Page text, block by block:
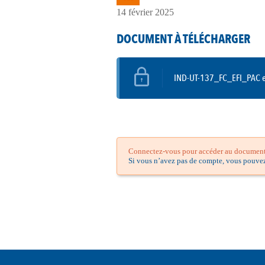
14 février 2025
DOCUMENT À TÉLÉCHARGER
IND-UT-
Connectez-vous pour accéder au
Si vous n’avez pas de compte, vous